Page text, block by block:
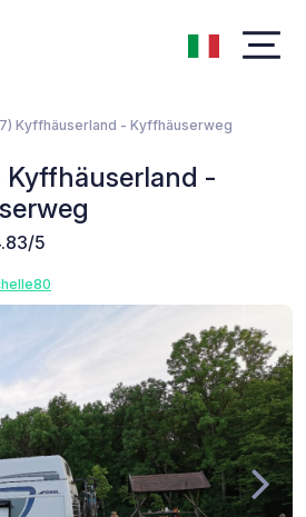
Kyffhäuserland - Kyffhäuserweg
Kyffhäuserland -
5